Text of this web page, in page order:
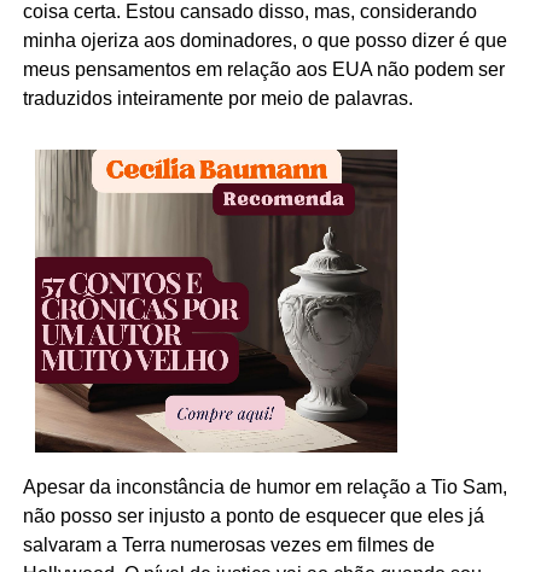
coisa certa. Estou cansado disso, mas, considerando
minha ojeriza aos dominadores, o que posso dizer é que
meus pensamentos em relação aos EUA não podem ser
traduzidos inteiramente por meio de palavras.
Apesar da inconstância de humor em relação a Tio Sam,
não posso ser injusto a ponto de esquecer que eles já
salvaram a Terra numerosas vezes em filmes de